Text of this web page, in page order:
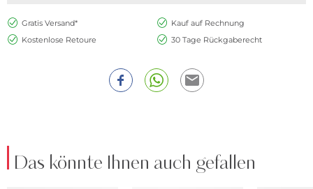
Gratis Versand*
Kauf auf Rechnung
Kostenlose Retoure
30 Tage Rückgaberecht
Das könnte Ihnen auch gefallen